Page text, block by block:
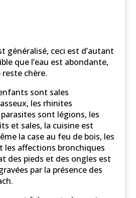
généralisé, ceci est d’autant
que l’eau est abondante,
reste chère.
sont sales
les rhinites
sont légions, les
et sales, la cuisine est
la case au feu de bois, les
les affections bronchiques
des pieds et des ongles est
par la présence des
.